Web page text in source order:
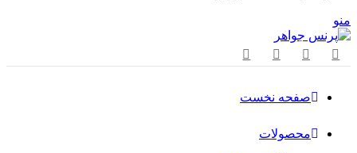
منو
صفحه نخست
محصولات